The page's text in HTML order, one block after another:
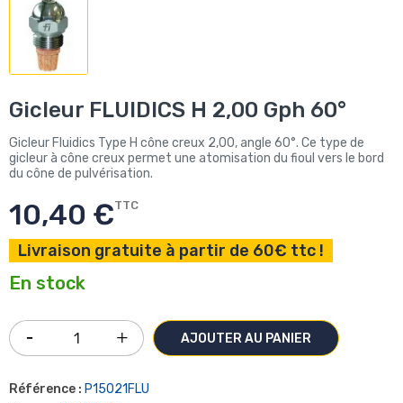
Gicleur FLUIDICS H 2,00 Gph 60°
Gicleur Fluidics Type H cône creux 2,00, angle 60°. Ce type de
gicleur à cône creux permet une atomisation du fioul vers le bord
du cône de pulvérisation.
10,40 €TTC
Livraison gratuite à partir de 60€ ttc !
En stock
AJOUTER AU PANIER
Référence : P15021FLU